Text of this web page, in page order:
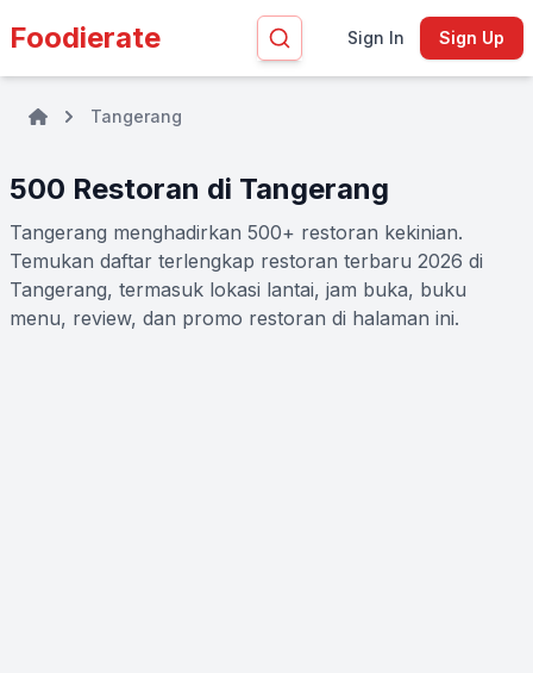
Foodierate Sign In Sign Up
Tangerang
500 Restoran di Tangerang
Tangerang menghadirkan 500+ restoran kekinian.
Temukan daftar terlengkap restoran terbaru 2026 di
Tangerang, termasuk lokasi lantai, jam buka, buku
menu, review, dan promo restoran di halaman ini.